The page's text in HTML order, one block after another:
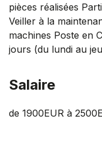
pièces réalisées
Veiller à la
machines Poste en
jours (du lundi au
Salaire
de 1900EUR à